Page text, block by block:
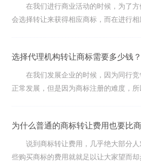
在我们进行商业活动的时候，为了方
会选择转让来获得相应商标，而在进行
选择代理机构转让商标需要多少钱？
在我们发展企业的时候，因为同行竞
正常发展，但是因为商标注册的难度，
为什么普通的商标转让费用也要比
说到商标转让费用，几乎绝大部分人
些购买商标的费用就就足以让大家望而